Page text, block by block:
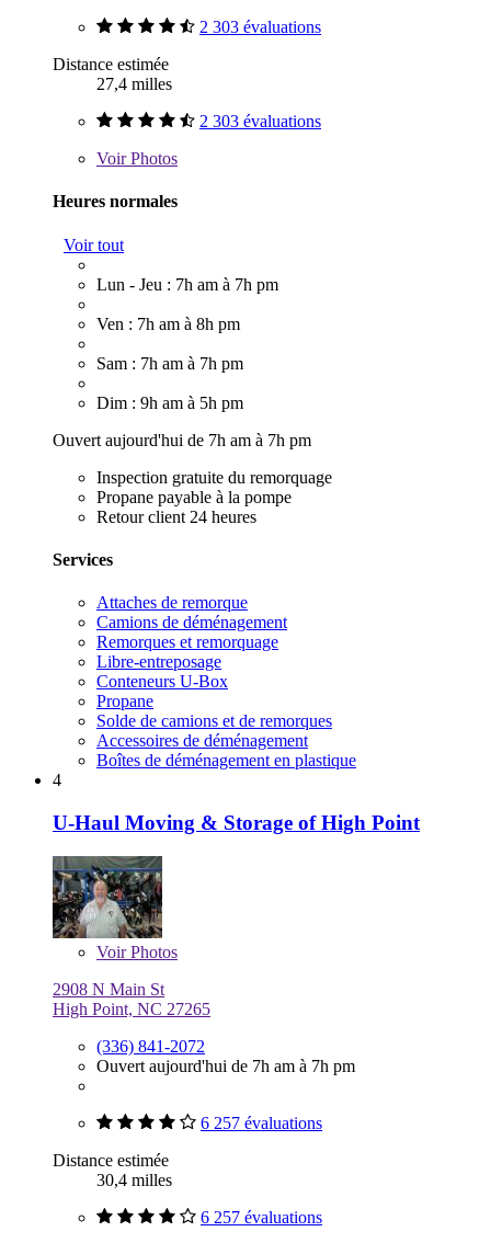
2 303 évaluations
Distance estimée
27,4 milles
2 303 évaluations
VoirPhotos
Heures normales
Voir tout
Lun - Jeu : 7h am à 7h pm
Ven : 7h am à 8h pm
Sam : 7h am à 7h pm
Dim : 9h am à 5h pm
Ouvert aujourd'hui de 7h am à 7h pm
Inspection gratuite du remorquage
Propane payable à la pompe
Retour client 24 heures
Services
Attaches de remorque
Camions de déménagement
Remorques et remorquage
Libre-entreposage
Conteneurs U-Box
Propane
Solde de camions et de remorques
Accessoires de déménagement
Boîtes de déménagement en plastique
4
U-Haul Moving & Storage of High Point
VoirPhotos
2908 N Main St
High Point, NC 27265
(336) 841-2072
Ouvert aujourd'hui de 7h am à 7h pm
6 257 évaluations
Distance estimée
30,4 milles
6 257 évaluations